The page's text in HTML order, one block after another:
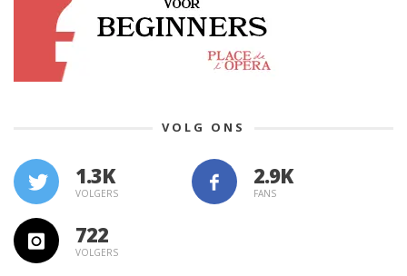
VOLG ONS
1.3K
VOLGERS FANS
722
VOLGERS